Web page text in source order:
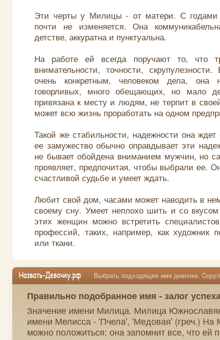
Эти черты у Милицы - от матери. С годами
почти не изменяется. Она
детстве, аккуратна и пунктуальна.
На работе ей всегда поручают то, что
внимательности, точности,
очень конкретным, человеком дела,
говорливых, много обещающих, но мало
привязана к месту и людям, не терпит в
может всю жизнь проработать на одном
Такой же стабильности, надежности она ждет
ее замужество обычно оправдывает эти
не бывает обойдена вниманием мужчин, но
проявляет, предпочитая, чтобы выбрали ее.
счастливой судьбе и умеет ждать.
Любит свой дом, часами может наводить в
своему сну. Умеет неплохо шить и со
этих женщин можно встретить
профессий, таких, например, как художник
или ткани.
Выбрать подходящее имя девочке.
Правильно подобранное имя - залог
Значение имени Милица. Милица
имени Мелисса - 'Пчела', 'Медовая' (греч.) На
можно положиться: она запомнит все, что ей